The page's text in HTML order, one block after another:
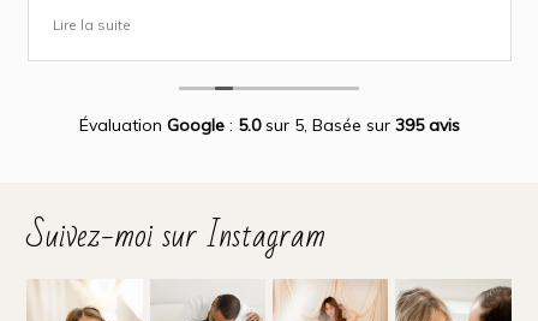
(grossesse et naissance). Ce fut une expérience des plus
Encore merci infiniment.
Lire la suite
Évaluation Google: 5.0sur 5, Basée sur 395 avis
Suivez-moi sur Instagram